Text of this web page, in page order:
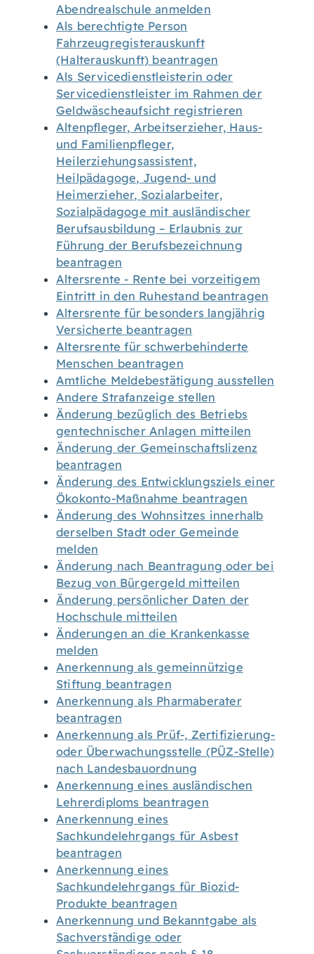
Abendrealschule anmelden
Als berechtigte Person
Fahrzeugregisterauskunft
(Halterauskunft) beantragen
Als Servicedienstleisterin oder
Servicedienstleister im Rahmen der
Geldwäscheaufsicht registrieren
Altenpfleger, Arbeitserzieher, Haus-
und Familienpfleger,
Heilerziehungsassistent,
Heilpädagoge, Jugend- und
Heimerzieher, Sozialarbeiter,
Sozialpädagoge mit ausländischer
Berufsausbildung – Erlaubnis zur
Führung der Berufsbezeichnung
beantragen
Altersrente - Rente bei vorzeitigem
Eintritt in den Ruhestand beantragen
Altersrente für besonders langjährig
Versicherte beantragen
Altersrente für schwerbehinderte
Menschen beantragen
Amtliche Meldebestätigung ausstellen
Andere Strafanzeige stellen
Änderung bezüglich des Betriebs
gentechnischer Anlagen mitteilen
Änderung der Gemeinschaftslizenz
beantragen
Änderung des Entwicklungsziels einer
Ökokonto-Maßnahme beantragen
Änderung des Wohnsitzes innerhalb
derselben Stadt oder Gemeinde
melden
Änderung nach Beantragung oder bei
Bezug von Bürgergeld mitteilen
Änderung persönlicher Daten der
Hochschule mitteilen
Änderungen an die Krankenkasse
melden
Anerkennung als gemeinnützige
Stiftung beantragen
Anerkennung als Pharmaberater
beantragen
Anerkennung als Prüf-, Zertifizierung-
oder Überwachungsstelle (PÜZ-Stelle)
nach Landesbauordnung
Anerkennung eines ausländischen
Lehrerdiploms beantragen
Anerkennung eines
Sachkundelehrgangs für Asbest
beantragen
Anerkennung eines
Sachkundelehrgangs für Biozid-
Produkte beantragen
Anerkennung und Bekanntgabe als
Sachverständige oder